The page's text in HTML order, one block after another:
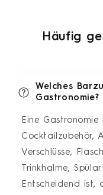
Häufig
Welches
Gastronomie?
Eine
Cocktailzubehör,
Verschlüsse,
Trinkhalme,
Entscheidend ist,